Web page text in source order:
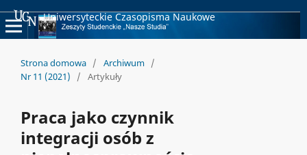
Uniwersyteckie Czasopisma Naukowe
Strona domowa / Archiwum /
Nr 11 (2021)
/ Artykuły
Praca jako czynnik
integracji osób z